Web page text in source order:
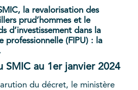
la revalorisation des
prud’hommes et le
d’investissement dans la
professionnelle (FIPU) : la
SMIC au 1er janvier 2024
du décret, le ministère